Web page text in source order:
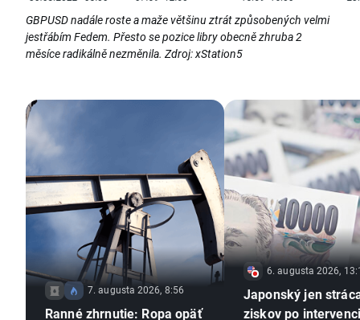
GBPUSD nadále roste a maže většinu ztrát způsobených velmi
jestřábím Fedem. Přesto se pozice libry obecně zhruba 2
měsíce radikálně nezměnila. Zdroj: xStation5
7. augusta 2026, 8:56
Ranné zhrnutie: Ropa opäť
6. augusta 2026,
Japonský jen
ziskov po